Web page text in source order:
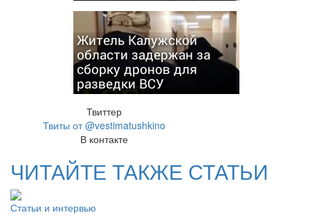
Житель Калужской
области задержан за
сборку дронов для
разведки ВСУ
Твиттер
Твиты от @vestimatushkino
В контакте
ЧИТАЙТЕ ТАКЖЕ СТАТЬИ
Статьи и интервью